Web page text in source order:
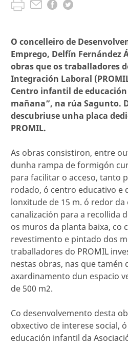
O concelleiro de
Emprego, Delfín Fernández
obras que os traballadores
Integración Laboral
Centro infantil de
mañana”, na rúa Sagunto.
descubriuse unha placa
PROMIL.
As obras consistiron, entre
dunha rampa de formigón
para facilitar o acceso, tanto
rodado, ó centro educativo e
lonxitude de 15 m. ó redor da
canalización para a recollida
os muros da planta baixa, co
revestimento e pintado dos
traballadores do PROMIL
nestas obras, nas que tamén
axardinamento dun espacio
de 500 m2.
Co desenvolvemento desta
obxectivo de interese social,
educación infantil da